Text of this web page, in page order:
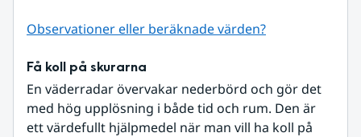
Observationer eller beräknade värden?
Få koll på skurarna
En väderradar övervakar nederbörd och gör det
med hög upplösning i både tid och rum. Den är
ett värdefullt hjälpmedel när man vill ha koll på